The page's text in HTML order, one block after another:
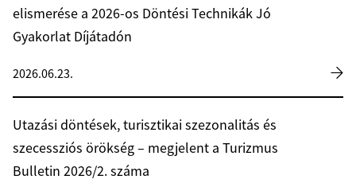
elismerése a 2026-os Döntési Technikák Jó
Gyakorlat Díjátadón
2026.06.23.
Utazási döntések, turisztikai szezonalitás és
szecessziós örökség – megjelent a Turizmus
Bulletin 2026/2. száma